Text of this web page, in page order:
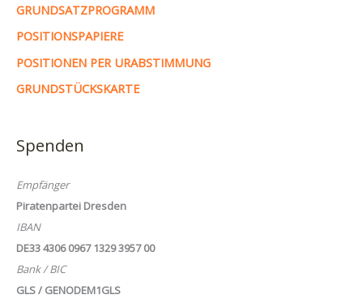
GRUNDSATZPROGRAMM
POSITIONSPAPIERE
POSITIONEN PER URABSTIMMUNG
GRUNDSTÜCKSKARTE
Spenden
Empfänger
Piratenpartei Dresden
IBAN
DE33 4306 0967 1329 3957 00
Bank / BIC
GLS / GENODEM1GLS